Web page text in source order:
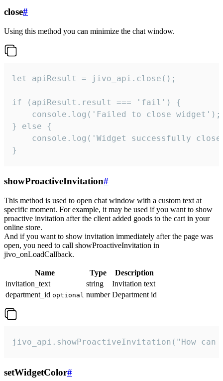
close#
Using this method you can minimize the chat window.
let apiResult = jivo_api.close();
if (apiResult.result === 'fail') {
    console.log('Failed to close widget');
} else {
console.log('Widget successfully
}
showProactiveInvitation#
This method is used to open chat window with a custom text at
specific moment. For example, it may be used if you want to show
proactive invitation after the client added goods to the cart in your
online store.
And if you want to show invitation immediately after the page was
open, you need to call showProactiveInvitation in
jivo_onLoadCallback.
Name Type
Description
invitation_text
string
Invitation text
department_id optional number Department id
jivo_api.showProactiveInvitation("How
setWidgetColor#